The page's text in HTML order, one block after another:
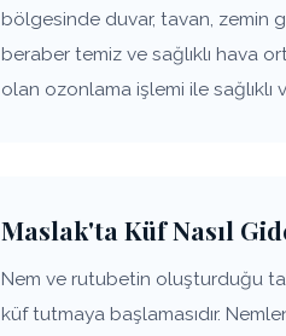
bölgesinde duvar, tavan, zemin
beraber temiz ve sağlıklı hava
olan ozonlama işlemi ile sağlıklı
Maslak'ta Küf Nasıl
Nem ve rutubetin oluşturduğu
küf tutmaya başlamasıdır.